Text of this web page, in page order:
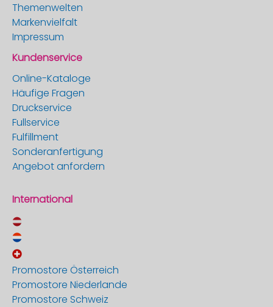
Themenwelten
Markenvielfalt
Impressum
Kundenservice
Online-Kataloge
Häufige Fragen
Druckservice
Fullservice
Fulfillment
Sonderanfertigung
Angebot anfordern
International
Promostore Österreich
Promostore Niederlande
Promostore Schweiz